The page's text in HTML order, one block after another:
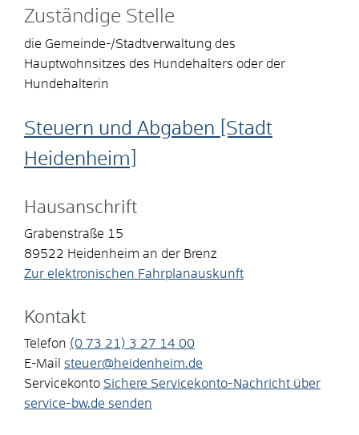
Zuständige Stelle
die Gemeinde-/Stadtverwaltung des
Hauptwohnsitzes des Hundehalters oder der
Hundehalterin
Steuern und Abgaben [Stadt
Heidenheim]
Hausanschrift
Grabenstraße 15
89522 Heidenheim an der Brenz
Zur elektronischen Fahrplanauskunft
Kontakt
Telefon (0 73 21) 3 27 14 00
E-Mail steuer@heidenheim.de
Servicekonto Sichere Servicekonto-Nachricht über
service-bw.de senden